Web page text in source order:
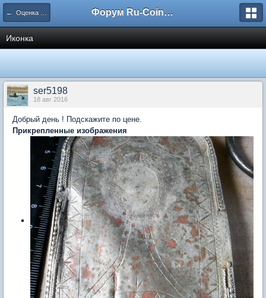
← Оценка и определение НЕ МОНЕТ Форум Ru-Coin.ru
Иконка
ser5198
18 авг 2016
Добрый день ! Подскажите по цене.
Прикрепленные изображения